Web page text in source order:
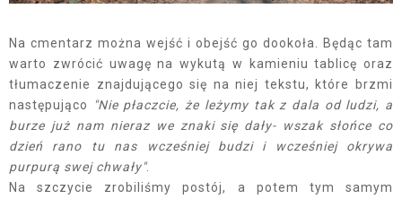
Na cmentarz można wejść i obejść go dookoła. Będąc tam
warto zwrócić uwagę na wykutą w kamieniu tablicę oraz
tłumaczenie znajdującego się na niej tekstu, które brzmi
następująco
"Nie płaczcie, że leżymy tak z dala od ludzi, a
burze już nam nieraz we znaki się dały- wszak słońce co
dzień rano tu nas wcześniej budzi i wcześniej okrywa
purpurą swej chwały".
Na szczycie zrobiliśmy postój, a potem tym samym